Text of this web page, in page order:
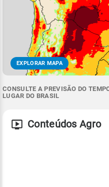
EXPLORAR MAPA
CONSULTE A PREVISÃO DO
LUGAR DO BRASIL
Conteúdos Agro